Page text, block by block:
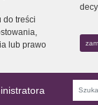
do treści
lub prawo
Fraza